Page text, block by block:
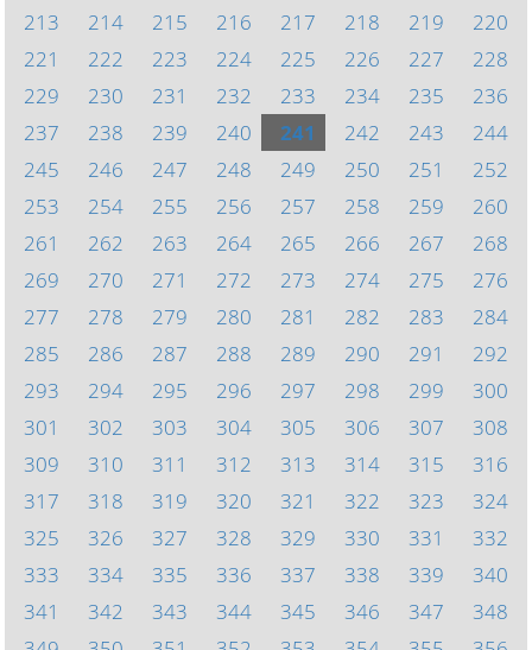
213
214 215 216 217 218 219
220
221
222 223 224 225 226 227
228
229
230 231 232 233 234 235
236
237
238 239 240 241 242 243
244
245
246 247 248 249 250 251
252
253
254 255 256 257 258 259
260
261
262 263 264 265 266 267
268
269
270 271 272 273 274 275
276
277
278 279 280 281 282 283
284
285
286 287 288 289 290 291
292
293
294 295 296 297 298 299
300
301
302 303 304 305 306 307
308
309
310 311 312 313 314 315
316
317
318 319 320 321 322 323
324
325
326 327 328 329 330 331
332
333
334 335 336 337 338 339
340
341
342 343 344 345 346 347
348